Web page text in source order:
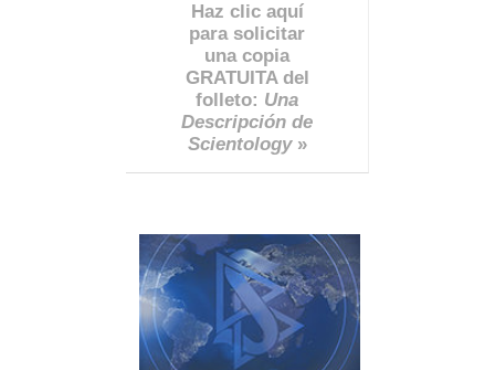
Haz clic aquí
para solicitar
una copia
GRATUITA del
folleto: Una
Descripción de
Scientology»